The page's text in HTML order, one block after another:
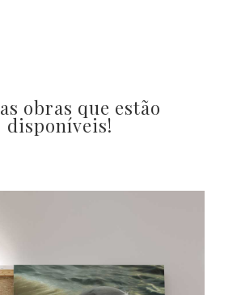
obras que estão
disponíveis!